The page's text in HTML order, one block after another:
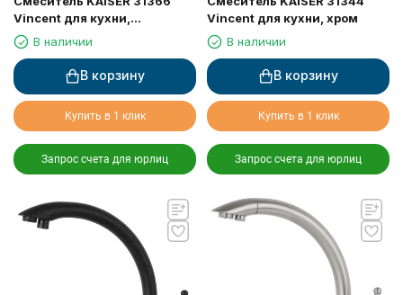
Vincent для кухни,
сенсорное управление,
вытяжная лейка, Sensor
В наличии
В корзину
Купить в 1 клик
Запрос счета для юрлиц
Vincent для кухни, хром
В наличии
В корзину
Купить в 1 клик
Запрос счета для юрлиц